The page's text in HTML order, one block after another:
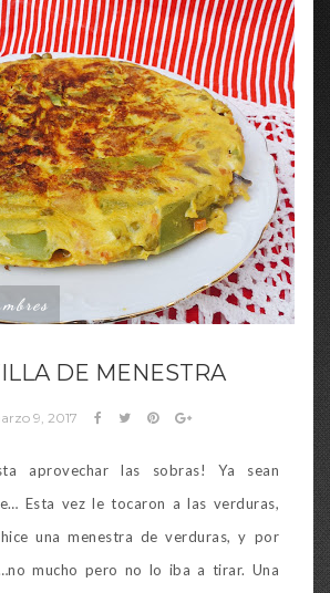
DE MENESTRA
9, 2017
aprovechar las sobras! Ya sean
Esta vez le tocaron a las verduras,
una menestra de verduras, y por
mucho pero no lo iba a tirar. Una